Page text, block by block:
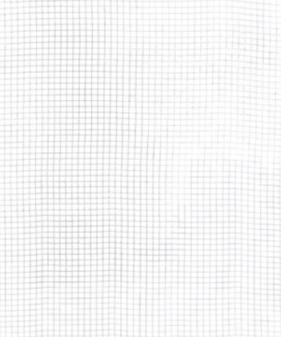
Recinzione per lupi
Staccionata frangivista
Stuoie di canne
Recinzioni elettrificate
Filo spinato
Reti di protezione per
l'orto
Recinzioni grondaie